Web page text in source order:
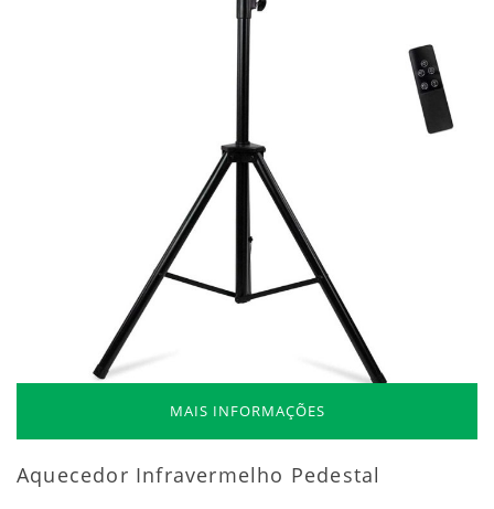
MAIS INFORMAÇÕES
Aquecedor Infravermelho Pedestal